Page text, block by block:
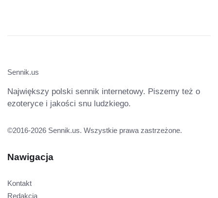
Sennik.us
Największy polski sennik internetowy. Piszemy też o
ezoteryce i jakości snu ludzkiego.
©2016-2026 Sennik.us. Wszystkie prawa zastrzeżone.
Nawigacja
Kontakt
Redakcja